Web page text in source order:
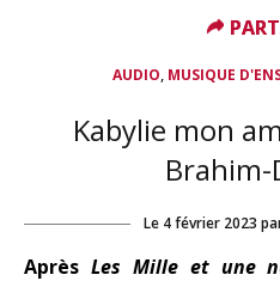
AUDIO, MUSIQUE
Kabylie mon
Le 4 février 2023
Après Les Mille et une